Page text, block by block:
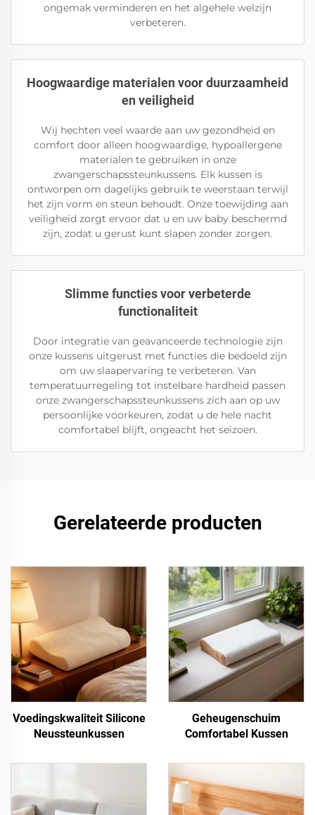
ongemak verminderen en het algehele welzijn
verbeteren.
Hoogwaardige materialen voor duurzaamheid
en veiligheid
Wij hechten veel waarde aan uw gezondheid en
comfort door alleen hoogwaardige, hypoallergene
materialen te gebruiken in onze
zwangerschapssteunkussens. Elk kussen is
ontworpen om dagelijks gebruik te weerstaan terwijl
het zijn vorm en steun behoudt. Onze toewijding aan
veiligheid zorgt ervoor dat u en uw baby beschermd
zijn, zodat u gerust kunt slapen zonder zorgen.
Slimme functies voor verbeterde
functionaliteit
Door integratie van geavanceerde technologie zijn
onze kussens uitgerust met functies die bedoeld zijn
om uw slaapervaring te verbeteren. Van
temperatuurregeling tot instelbare hardheid passen
onze zwangerschapssteunkussens zich aan op uw
persoonlijke voorkeuren, zodat u de hele nacht
comfortabel blijft, ongeacht het seizoen.
Gerelateerde producten
Voedingskwaliteit Silicone
Neussteunkussen
Geheugenschuim
Comfortabel Kussen